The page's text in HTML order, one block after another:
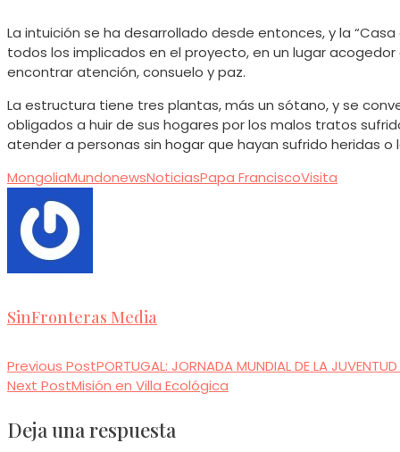
La intuición se ha desarrollado desde entonces, y la
todos los implicados en el proyecto, en un lugar
encontrar atención, consuelo y paz.
La estructura tiene tres plantas, más un sótano, y se
obligados a huir de sus hogares por los malos tratos
atender a personas sin hogar que hayan sufrido heridas
MongoliaMundonewsNoticiasPapa FranciscoVisita
SinFronteras Media
Read
articles
Previous PostPORTUGAL: JORNADA MUNDIAL DE LA
Next PostMisión en Villa Ecológica
Deja una respuesta